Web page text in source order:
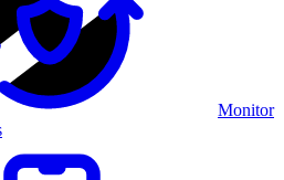
Monitor